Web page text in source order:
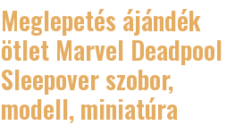
Meglepetés ájándék
ötlet Marvel Deadpool
Sleepover szobor,
modell, miniatúra